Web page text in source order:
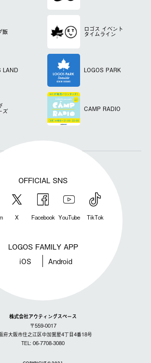
飯 ロゴス イベント
タイムライン
LAND LOGOS PARK
ズ CAMP RADIO
OFFICIAL SNS
X Facebook YouTube TikTok
LOGOS FAMILY APP
iOS Android
株式会社アウティングスペース
〒559-0017
府大阪市住之江区中加賀屋4丁目4番18号
TEL: 06-7708-3080